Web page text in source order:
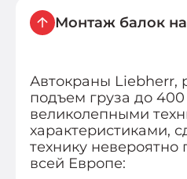
Монтаж балок
Автокраны Liebherr,
подъем груза до
великолепными
характеристиками,
технику невероятно
всей Европе: